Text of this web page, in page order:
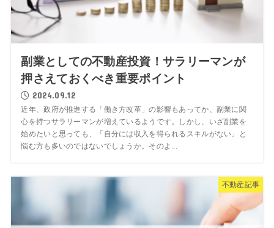
副業としての不動産投資！サラリーマンが
押さえておくべき重要ポイント
2024.09.12
近年、政府が推進する「働き方改革」の影響もあってか、副業に関
心を持つサラリーマンが増えているようです。しかし、いざ副業を
始めたいと思っても、「自分には収入を得られるスキルがない」と
悩む方も多いのではないでしょうか。そのよ...
不動産記事